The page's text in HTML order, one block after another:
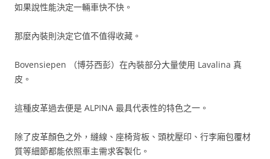
如果說性能決定一輛車快不快。
那麼內裝則決定它值不值得收藏。
Bovensiepen （博芬西彭）在內裝部分大量使用 Lavalina 真
皮。
這種皮革過去便是 ALPINA 最具代表性的特色之一。
除了皮革顏色之外，縫線、座椅背板、頭枕壓印、行李廂包覆材
質等細節都能依照車主需求客製化。